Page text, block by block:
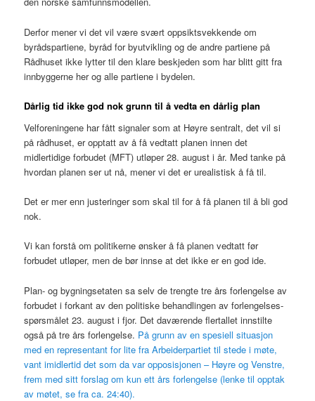
Derfor mener vi det vil være svært oppsiktsvekkende om
byrådspartiene, byråd for byutvikling og de andre partiene på
Rådhuset ikke lytter til den klare beskjeden som har blitt gitt fra
innbyggerne her og alle partiene i bydelen.
Dårlig tid ikke god nok grunn til å vedta en dårlig plan
Velforeningene har fått signaler som at Høyre sentralt, det vil si
på rådhuset, er opptatt av å få vedtatt planen innen det
midlertidige forbudet (MFT) utløper 28. august i år. Med tanke på
hvordan planen ser ut nå, mener vi det er urealistisk å få til.
Det er mer enn justeringer som skal til for å få planen til å bli god
nok.
Vi kan forstå om politikerne ønsker å få planen vedtatt før
forbudet utløper, men de bør innse at det ikke er en god ide.
Plan- og bygningsetaten sa selv de trengte tre års forlengelse av
forbudet i forkant av den politiske behandlingen av forlengelses-
spørsmålet 23. august i fjor. Det daværende flertallet innstilte
også på tre års forlengelse. På grunn av en spesiell situasjon
med en representant for lite fra Arbeiderpartiet til stede i møte,
vant imidlertid det som da var opposisjonen – Høyre og Venstre,
frem med sitt forslag om kun ett års forlengelse (lenke til opptak
av møtet, se fra ca. 24:40).